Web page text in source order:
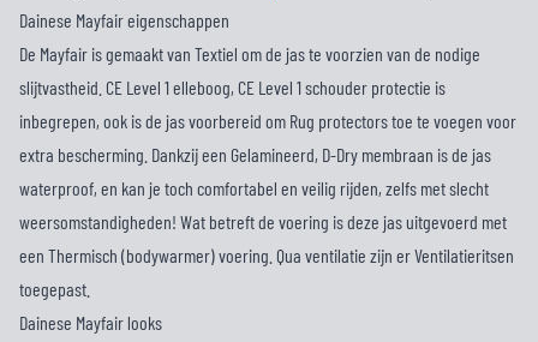
Dainese Mayfair eigenschappen
De Mayfair is gemaakt van Textiel om de jas te voorzien van de nodige
slijtvastheid. CE Level 1 elleboog, CE Level 1 schouder protectie is
inbegrepen, ook is de jas voorbereid om Rug protectors toe te voegen voor
extra bescherming. Dankzij een Gelamineerd, D-Dry membraan is de jas
waterproof, en kan je toch comfortabel en veilig rijden, zelfs met slecht
weersomstandigheden! Wat betreft de voering is deze jas uitgevoerd met
een Thermisch (bodywarmer) voering. Qua ventilatie zijn er Ventilatieritsen
toegepast.
Dainese Mayfair looks